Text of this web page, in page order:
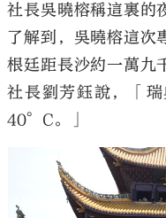
社長吳曉榕稱這裏的
了解到，吳曉榕這次
根廷距長沙約一萬九
社長劉芳鈺說，「
40°C。」